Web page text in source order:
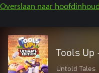
Overslaan naar hoofdinhoud
Tools
Untold Tales